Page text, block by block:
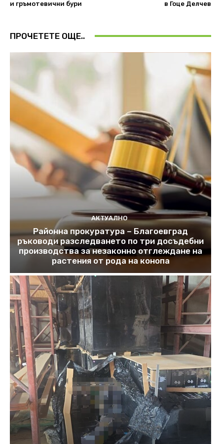
и гръмотевични бури в Гоце Делчев
ПРОЧЕТЕТЕ ОЩЕ..
АКТУАЛНО
Районна прокуратура – Благоевград
ръководи разследването по три досъдебни
производства за незаконно отглеждане на
растения от рода на конопа